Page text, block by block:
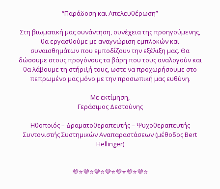
“Παράδοση και Απελευθέρωση”
Στη βιωματική μας συνάντηση, συνέχεια της προηγούμενης,
θα εργασθούμε με αναγνώριση εμπλοκών και
συναισθημάτων που εμποδίζουν την εξέλιξη μας. Θα
δώσουμε στους προγόνους τα βάρη που τους αναλογούν και
θα λάβουμε τη στήριξή τους, ωστε να προχωρήσουμε στο
πεπρωμένο μας μόνο με την προσωπική μας ευθύνη.
Με εκτίμηση,
Γεράσιμος Δεστούνης
Ηθοποιός – Δραματοθεραπευτής – Ψυχοθεραπευτής
Συντονιστής Συστημικών Αναπαραστάσεων (μέθοδος Bert
Hellinger)
💜⭐💜⭐💜⭐💜⭐💜⭐💜⭐💜⭐